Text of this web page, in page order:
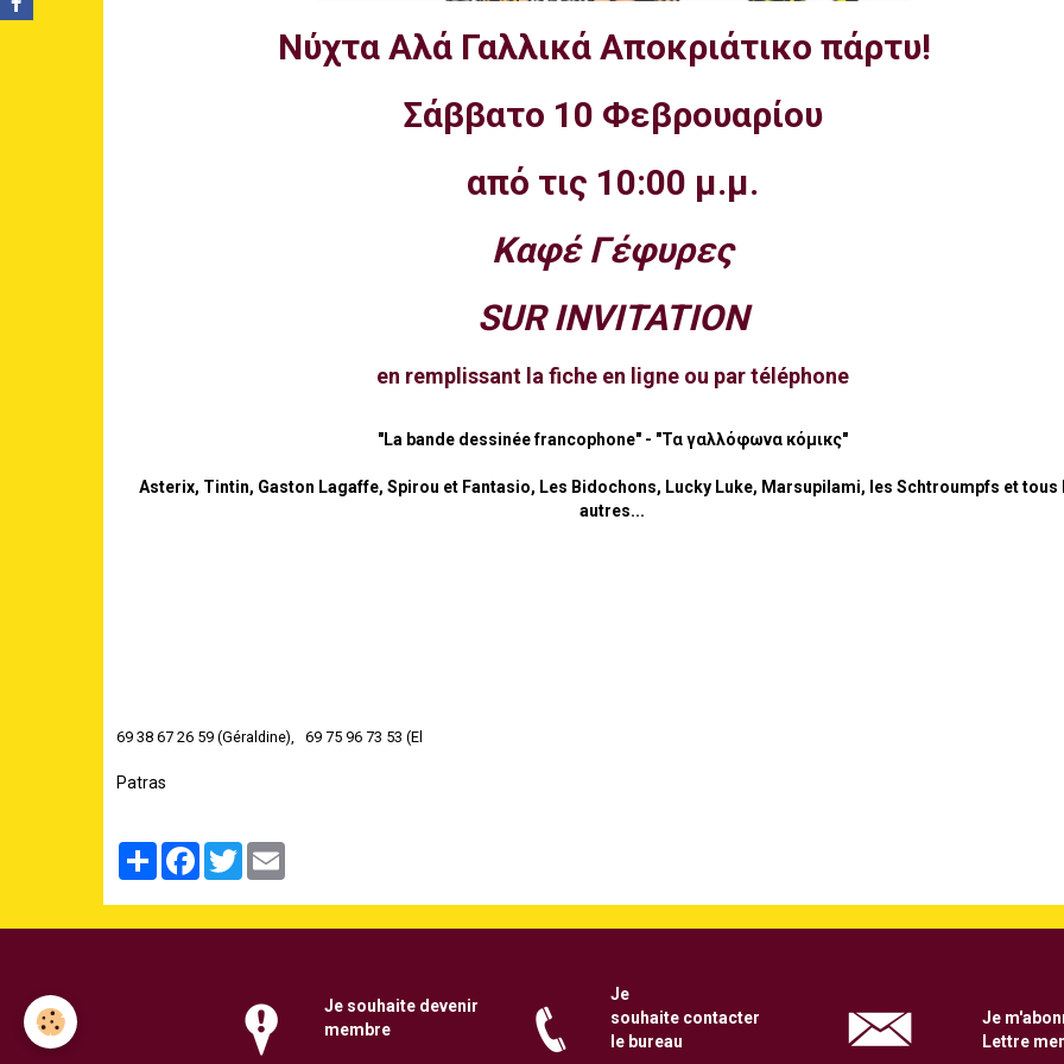
Νύχτα Αλά Γαλλικά Αποκριάτικο πάρτυ!
Σάββατο 10 Φεβρουαρίου
από τις 10:00 μ.μ.
Καφέ Γέφυρες
SUR INVITATION
en remplissant la fiche en ligneou par téléphone
"La bande dessinée francophone" - "Τα γαλλόφωνα κόμικς"
Asterix, Tintin, Gaston Lagaffe, Spirou et Fantasio, Les Bidochons, Lucky Luke, Marsupilami, les Schtroumpfs et tous
autres...
69 38 67 26 59 (Géraldine), 69 75 96 73 53 (El
Patras
PartagerFacebook
Twitter
Je souhaite devenir
membre
Je
souhaite contacter
le bureau
Je
Lettre